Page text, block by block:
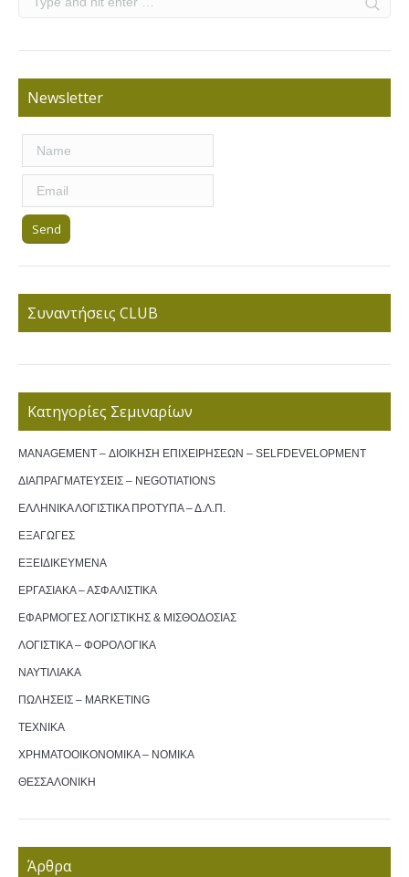
Newsletter
Συναντήσεις CLUB
Κατηγορίες Σεμιναρίων
MANAGEMENT – ΔΙΟΙΚΗΣΗ ΕΠΙΧΕΙΡΗΣΕΩΝ – SELFDEVELOPMENT
ΔΙΑΠΡΑΓΜΑΤΕΥΣΕΙΣ – NEGOTIATIONS
ΕΛΛΗΝΙΚΑ ΛΟΓΙΣΤΙΚΑ ΠΡΟΤΥΠΑ – Δ.Λ.Π.
ΕΞΑΓΩΓΕΣ
ΕΞΕΙΔΙΚΕΥΜΕΝΑ
ΕΡΓΑΣΙΑΚΑ – ΑΣΦΑΛΙΣΤΙΚΑ
ΕΦΑΡΜΟΓΕΣ ΛΟΓΙΣΤΙΚΗΣ & ΜΙΣΘΟΔΟΣΙΑΣ
ΛΟΓΙΣΤΙΚΑ – ΦΟΡΟΛΟΓΙΚΑ
ΝΑΥΤΙΛΙΑΚΑ
ΠΩΛΗΣΕΙΣ – MARKETING
ΤΕΧΝΙΚΑ
ΧΡΗΜΑΤΟΟΙΚΟΝΟΜΙΚΑ – ΝΟΜΙΚΑ
ΘΕΣΣΑΛΟΝΙΚΗ
Άρθρα